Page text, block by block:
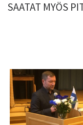
SAATAT MYÖS